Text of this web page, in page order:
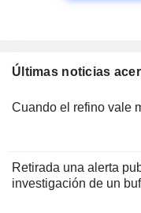
Últimas noticias
Cuando el refino vale
Retirada una alerta
investigación de un